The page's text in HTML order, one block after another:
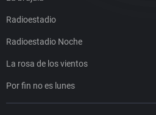
Radioestadio
Radioestadio Noche
La rosa de los vientos
Por fin no es lunes